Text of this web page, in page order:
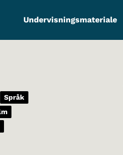
Undervisningsmateriale
Språk